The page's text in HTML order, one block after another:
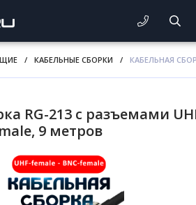
/ КАБЕЛЬНЫЕ СБОРКИ / КАБЕЛЬНАЯ
RG-213 с разъемами
9 метров